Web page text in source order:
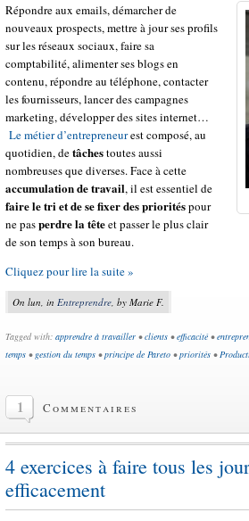
Répondre aux emails, démarcher de
nouveaux prospects, mettre à jour ses profils
sur les réseaux sociaux, faire sa
comptabilité, alimenter ses blogs en
contenu, répondre au téléphone, contacter
les fournisseurs, lancer des campagnes
marketing, développer des sites internet…
Le métier d’entrepreneurest composé, au
quotidien, detâchestoutes aussi
nombreuses que diverses. Face à cette
accumulation de travail, il est essentiel de
faire le tri etdese fixer des prioritéspour
ne pasperdre la têteet passer le plus clair
de son temps à son bureau.
Cliquez pour lire la suite »
On lun, in Entreprendre , by Marie F.
Tagged with: apprendre à travailler •clients •efficacité •
temps •gestion du temps •principe de Pareto •priorités •
1 Commentaires
4 exercices à faire tous les
efficacement